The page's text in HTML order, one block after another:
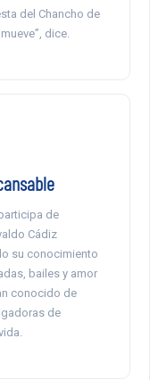
del Chancho de
dice.
de
Cádiz
su conocimiento
bailes y amor
conocido de
de